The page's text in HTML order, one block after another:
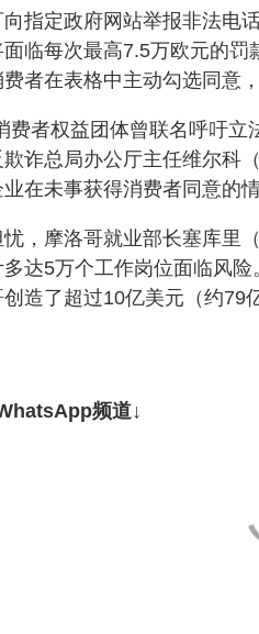
指定政府网站举报非法电
临每次最高7.5万欧元的
者在表格中主动勾选同意
费者权益团体曾联名呼吁
诈总局办公厅主任维尔科
在未事获得消费者同意的
，摩洛哥就业部长塞库里
达5万个工作岗位面临风
造了超过10亿美元（约79
频道↓